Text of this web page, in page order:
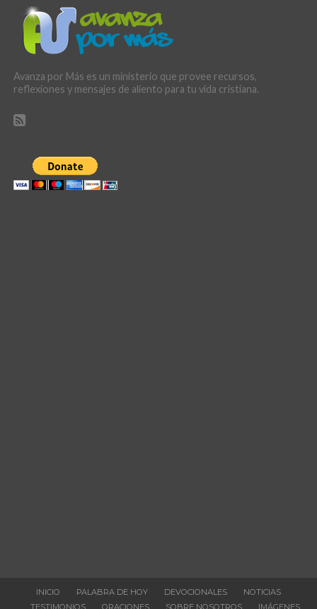
Avanza por Más es un ministerio que provee recursos,
reflexiones y mensajes de aliento para tu vida cristiana.
INICIO PALABRA DE HOY DEVOCIONALES
NOTICIAS
TESTIMONIOS
ORACIONES SOBRE NOSOTROS IMÁGENES